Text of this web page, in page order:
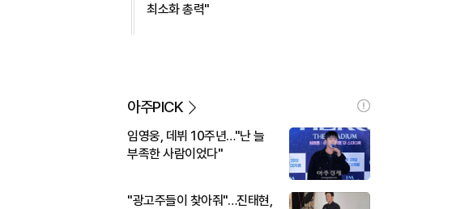
최소화 총력"
아주PICK
임영웅, 데뷔 10주년…"난 늘
부족한 사람이었다"
"광고주들이 찾아줘"…진태현,